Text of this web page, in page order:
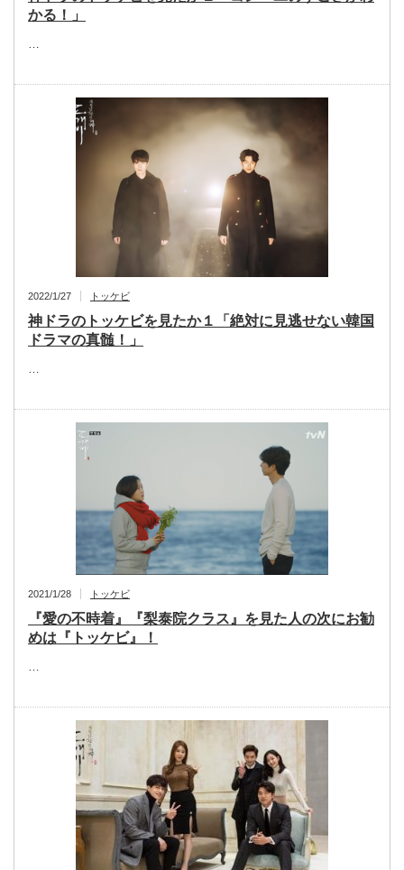
かる！」
…
2022/1/27 トッケビ
神ドラのトッケビを見たか１「絶対に見逃せない韓国
ドラマの真髄！」
…
2021/1/28 トッケビ
『愛の不時着』『梨泰院クラス』を見た人の次にお勧
めは『トッケビ』！
…